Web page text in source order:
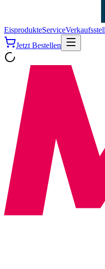
EisprodukteService
Jetzt Bestellen